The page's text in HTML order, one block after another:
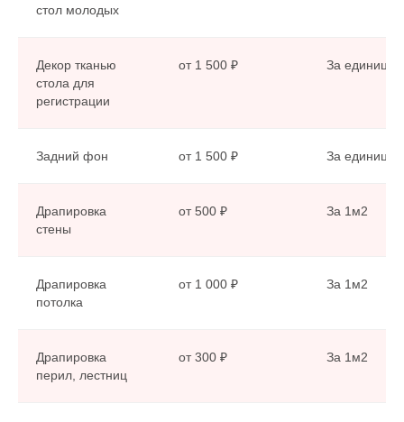
стол молодых
Декор тканью
стола для
регистрации
от 1 500 ₽ За единицу
Задний фон от 1 500 ₽ За единицу
Драпировка
стены
от 500 ₽ За 1м2
Драпировка
потолка
от 1 000 ₽ За 1м2
Драпировка
перил, лестниц
от 300 ₽ За 1м2